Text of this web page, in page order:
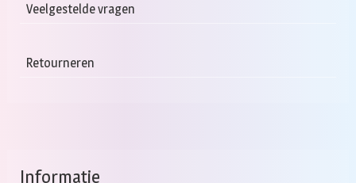
Veelgestelde vragen
Retourneren
Informatie